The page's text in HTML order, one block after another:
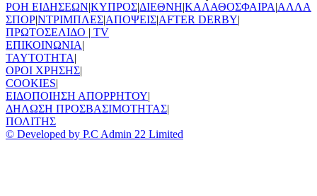
ΡΟΗ ΕΙΔΗΣΕΩΝ|ΚΥΠΡΟΣ|ΔΙΕΘΝΗ|ΚΑΛΑΘΟΣΦΑΙΡΑ|ΑΛΛΑ
ΣΠΟΡ|ΝΤΡΙΜΠΛΕΣ|ΑΠΟΨΕΙΣ|AFTER DERBY|
ΠΡΩΤΟΣΕΛΙΔΟ | TV
ΕΠΙΚΟΙΝΩΝΙΑ|
TAYTOTHTA|
ΟΡΟΙ ΧΡΗΣΗΣ|
COOKIES|
ΕΙΔΟΠΟΙΗΣΗ ΑΠΟΡΡΗΤΟΥ|
ΔΗΛΩΣΗ ΠΡΟΣΒΑΣΙΜΟΤΗΤΑΣ|
ΠΟΛΙΤΗΣ
© Developed by P.C Admin 22 Limited